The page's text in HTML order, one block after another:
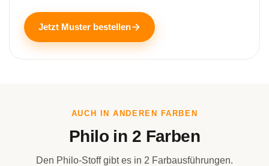
Jetzt Muster bestellen
AUCH IN ANDEREN FARBEN
Philo in 2 Farben
Den Philo-Stoff gibt es in 2 Farbausführungen.